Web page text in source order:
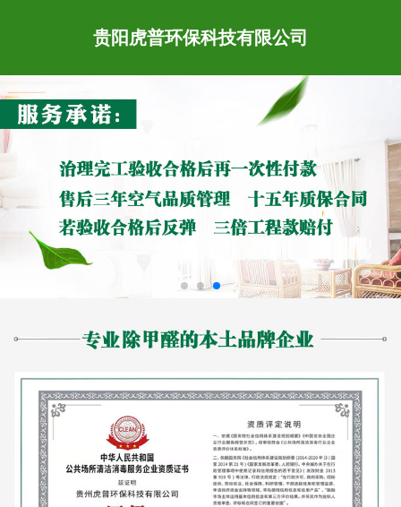
贵阳虎普环保科技有限公司